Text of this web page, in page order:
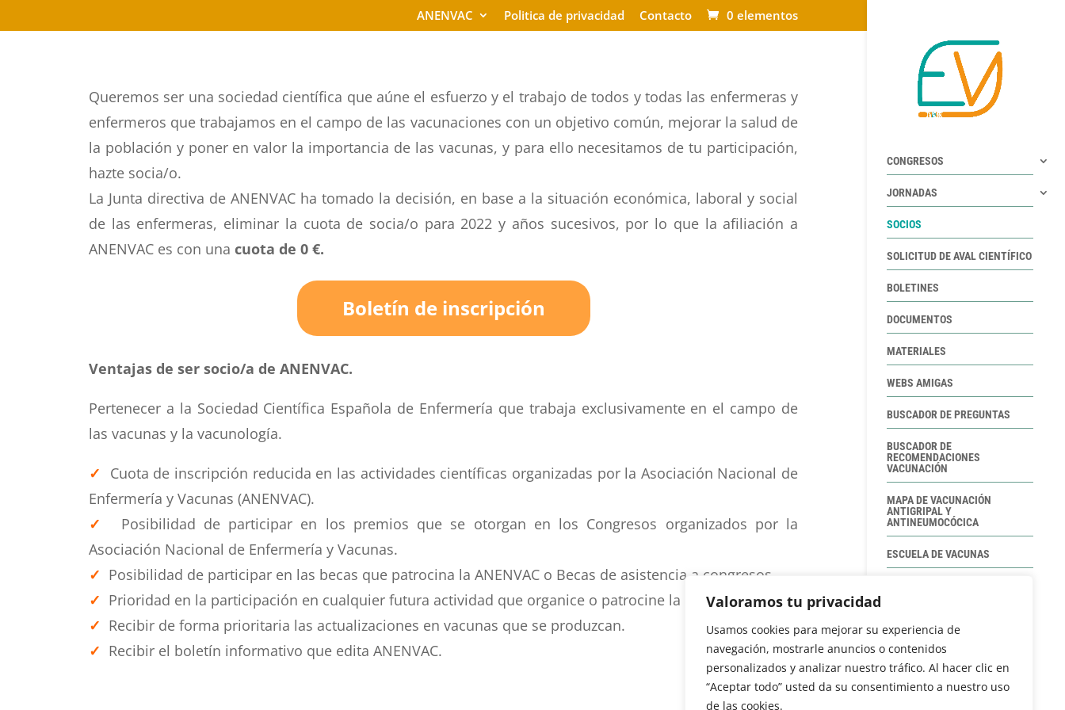
Valoramos tu privacidad
Usamos cookies para mejorar su experiencia de
navegación, mostrarle anuncios o contenidos
personalizados y analizar nuestro tráfico. Al hacer clic en
“Aceptar todo” usted da su consentimiento a nuestro uso
de las cookies.
ANENVAC Politica de privacidad Contacto 0 elementos
CONGRESOS
JORNADAS
SOCIOS
SOLICITUD DE AVAL CIENTÍFICO
BOLETINES
DOCUMENTOS
MATERIALES
WEBS AMIGAS
BUSCADOR DE PREGUNTAS
BUSCADOR DE
RECOMENDACIONES
VACUNACIÓN
MAPA DE VACUNACIÓN
ANTIGRIPAL Y
ANTINEUMOCÓCICA
ESCUELA DE VACUNAS
MATERIALES FORMACIÓN
VACUNACIÓN
ONE HEALTH
Queremos ser una sociedad científica que aúne el esfuerzo y el trabajo de todos y todas las enfermeras y
enfermeros que trabajamos en el campo de las vacunaciones con un objetivo común, mejorar la salud de
la población y poner en valor la importancia de las vacunas, y para ello necesitamos de tu participación,
hazte socia/o.
La Junta directiva de ANENVAC ha tomado la decisión, en base a la situación económica, laboral y social
de las enfermeras, eliminar la cuota de socia/o para 2022 y años sucesivos, por lo que la afiliación a
ANENVAC es con una cuota de 0 €.
Boletín de inscripción
Ventajas de ser socio/a de ANENVAC.
Pertenecer a la Sociedad Científica Española de Enfermería que trabaja exclusivamente en el campo de
las vacunas y la vacunología.
✓
Cuota de inscripción reducida en las actividades científicas organizadas por la Asociación Nacional de
Enfermería y Vacunas (ANENVAC).
✓
Posibilidad de participar en los premios que se otorgan en los Congresos organizados por la
Asociación Nacional de Enfermería y Vacunas.
✓ Posibilidad de participar en las becas que patrocina la ANENVAC o Becas de asistencia a congresos.
✓ Prioridad en la participación en cualquier futura actividad que organice o patrocine la ANENVAC.
✓ Recibir de forma prioritaria las actualizaciones en vacunas que se produzcan.
✓ Recibir el boletín informativo que edita ANENVAC.